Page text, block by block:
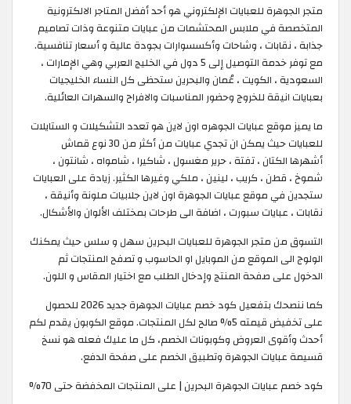
متجر الجوهرة للعبايات الإلكتروني هو أحد أفضل المتاجر الالكترونية
المتخصصة في ملابس المحتشمات من عبايات متنوعة وذات تصاميم
جذابة ، نقابات ، وشاحات وأكسسوارات بجودة عالية و أسعار تنافسية.
مع توفر خدمة التوصيل إلى 5 دول في الخليج العربي وهي الإمارات ،
السعودية ، الكويت ، عُمان والبحرين ستحظى كل النساء الخليجيات
بعبايات انيقة للخروج وحضور المناسبات والافراح والسهرات العائلية.
ما يميز موقع عبايات الجوهره اون لاين هو تعدد التشكيلات و الستايلات
للعبايات حيث يمكن ان تجدي عبايات من أكثر من 30 نوع قماش
أشهرها الكتان ، تفتة ، حرير مغسول ، شاكيرا ، شامواه ، شانتون ،
شموخ ، قطن ، كريب ، لينين ، ملكي وغيرها الكثير. زيادة على العبايات
ستجدين في موقع عبايات الجوهرة اون لاين جلابيات ملونة وأنيقة ،
نقابات ، عبايات سبورت ، اضافة الى طرحات بمختلف الألوان والأشكال.
التسوق من متجر الجوهرة للعبايات البحرين سهل و سلس حيث يمكنك
الولوج الى الموقع من الموبايل او الحاسوب و تصفح المنتجات ثم
الدخول على صفحة المنتج وإدخال الطلب مع اختيار المقاس و اللون.
كما ننصحك بتفعيل كود خصم عبايات الجوهرة جديد 2026 للحصول
على تخفيض قيمته 5% صالح لكل المنتجات. موقع الكوبون يقدم لكم
أحدث وأقوى العروض وكوبونات الخصم، كل ما عليك فعله هو نسخ
قسيمة عبايات الجوهرة وتطبيق الخصم على صفحة الدفع.
كود خصم عبايات الجوهرة البحرين | على المنتجات المخفضة حتى 70%